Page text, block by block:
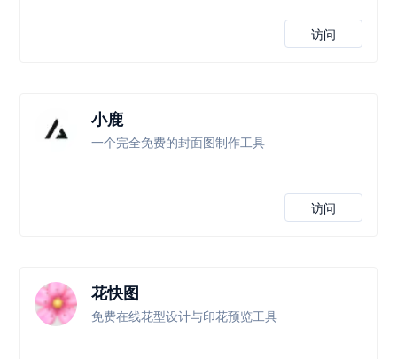
访问
小鹿
一个完全免费的封面图制作工具
访问
花快图
免费在线花型设计与印花预览工具